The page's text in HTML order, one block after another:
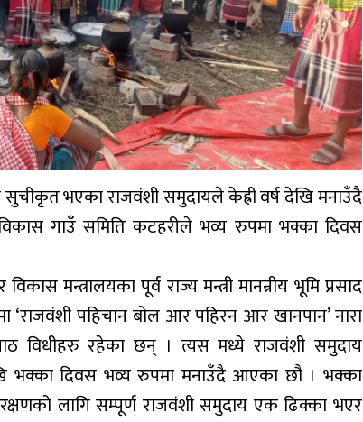
भएका राजवंशी समुदायले केह्री वर्ष देखि मनाउँदै
गाउँ समिति कटहरीले भव्य रुपमा भक्का दिवस
मन्त्रालयका पूर्व राज्य मन्त्री मानन्रीय भूमि प्रसाद
पहिचान बोल आर पहिरन आर खानपान’ नारा
विधीहरु रहेका छन् । त्यस मध्ये राजवंशी समुदाय
भक्का दिवस भव्य रुपमा मनाउँदै आएका छौ । भक्का
लागि सम्पूर्ण राजवंशी समुदाय एक ढिक्का भएर